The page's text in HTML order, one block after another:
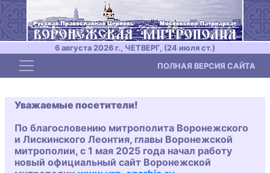
6 августа 2026 г., ЧЕТВЕРГ, (24 июля ст.)
Toggle navigation ПОЛНАЯ ВЕРСИЯ САЙТА
Уважаемые посетители!
По благословению митрополита Воронежского
и Лискинского Леонтия, главы Воронежской
митрополии, с 1 мая 2025 года начал работу
новый официальный сайт Воронежской